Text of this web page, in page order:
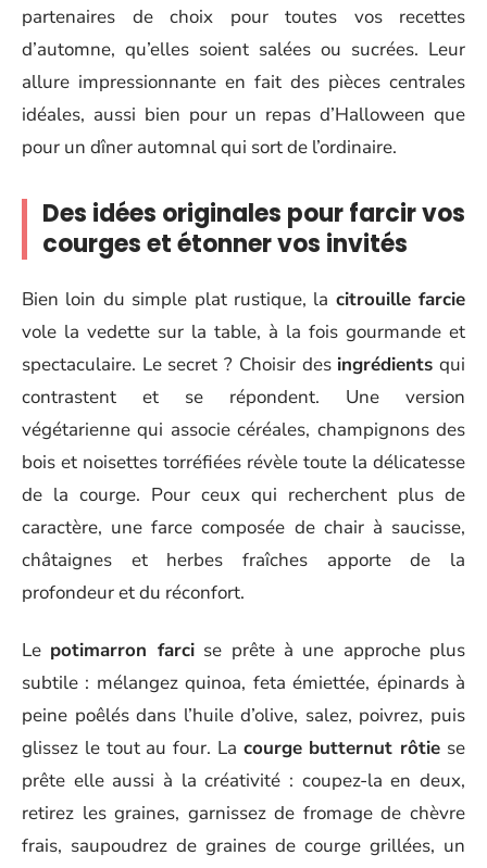
partenaires de choix pour toutes vos recettes
d’automne, qu’elles soient salées ou sucrées. Leur
allure impressionnante en fait des pièces centrales
idéales, aussi bien pour un repas d’Halloween que
pour un dîner automnal qui sort de l’ordinaire.
Des idées originales pour farcir vos
courges et étonner vos invités
Bien loin du simple plat rustique, la citrouille farcie
vole la vedette sur la table, à la fois gourmande et
spectaculaire. Le secret ? Choisir des ingrédients qui
contrastent et se répondent. Une version
végétarienne qui associe céréales, champignons des
bois et noisettes torréfiées révèle toute la délicatesse
de la courge. Pour ceux qui recherchent plus de
caractère, une farce composée de chair à saucisse,
châtaignes et herbes fraîches apporte de la
profondeur et du réconfort.
Le potimarron farcise prête à une approche plus
subtile : mélangez quinoa, feta émiettée, épinards à
peine poêlés dans l’huile d’olive, salez, poivrez, puis
glissez le tout au four. La courge butternut rôtie se
prête elle aussi à la créativité : coupez-la en deux,
retirez les graines, garnissez de fromage de chèvre
frais, saupoudrez de graines de courge grillées, un